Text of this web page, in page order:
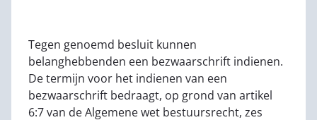
Tegen genoemd besluit kunnen
belanghebbenden een bezwaarschrift indienen.
De termijn voor het indienen van een
bezwaarschrift bedraagt, op grond van artikel
6:7 van de Algemene wet bestuursrecht, zes